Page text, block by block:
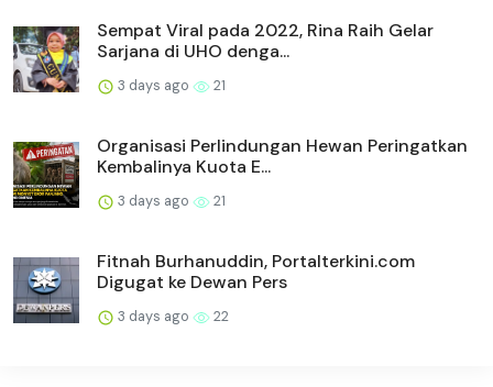
Sempat Viral pada 2022, Rina Raih Gelar
Sarjana di UHO denga...
3 days ago 21
Organisasi Perlindungan Hewan Peringatkan
Kembalinya Kuota E...
3 days ago 21
Fitnah Burhanuddin, Portalterkini.com
Digugat ke Dewan Pers
3 days ago 22